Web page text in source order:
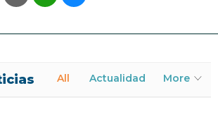
All Actualidad More